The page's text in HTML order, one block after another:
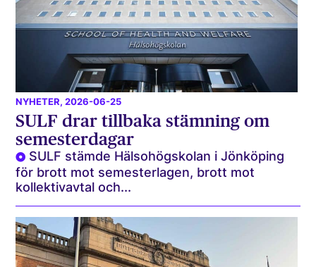
NYHETER, 2026-06-25
SULF drar tillbaka stämning om
semesterdagar
SULF stämde Hälsohögskolan i Jönköping
för brott mot semesterlagen, brott mot
kollektivavtal och...